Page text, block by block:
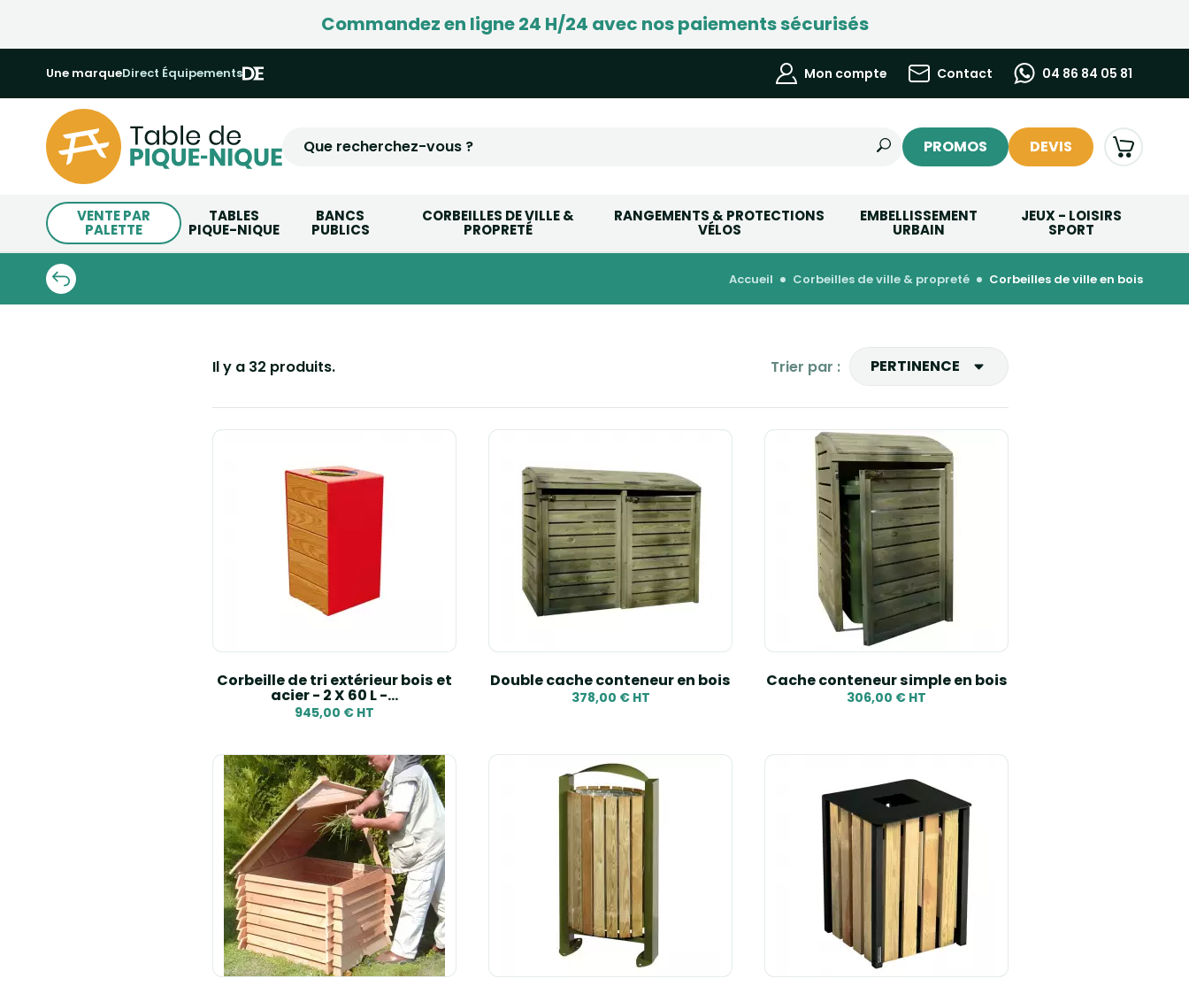
Commandez en ligne 24 H/24 avec nos paiements sécurisés
Une marqueDirect Équipements Mon compte Contact 04 86 84 05 81
PROMOS DEVIS
VENTE PAR
PALETTE
TABLES
PIQUE-NIQUE
BANCS
PUBLICS
CORBEILLES DE VILLE &
PROPRETÉ
RANGEMENTS & PROTECTIONS
VÉLOS
EMBELLISSEMENT
URBAIN
JEUX - LOISIRS
SPORT
accueil corbeilles de ville & propreté corbeilles de ville en bois
Il y a 32 produits. Trier par : PERTINENCE
Pertinence
Nom, A à Z
Nom, Z à A
Prix, croissant
Prix, décroissant
Reference, A to Z
Reference, Z to A
Corbeille de tri extérieur bois et
acier - 2 X 60 L -...
945,00 € HT
Double cache conteneur en bois
378,00 € HT
Cache conteneur simple en bois
306,00 € HT